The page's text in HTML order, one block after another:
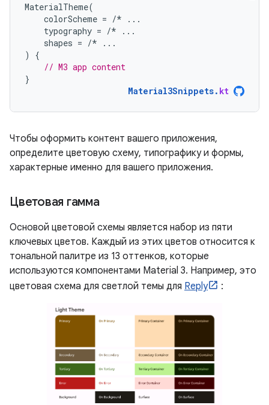
MaterialTheme(
colorScheme = /*
...
typography = /*
...
shapes = /*
...
)
{
// M3 app content
}
Material3Snippets. kt
Чтобы оформить контент вашего приложения,
определите цветовую схему, типографику и формы,
характерные именно для вашего приложения.
Цветовая гамма
Основой цветовой схемы является набор из пяти
ключевых цветов. Каждый из этих цветов относится к
тональной палитре из 13 оттенков, которые
используются компонентами Material 3. Например, это
цветовая схема для светлой темы для Reply :